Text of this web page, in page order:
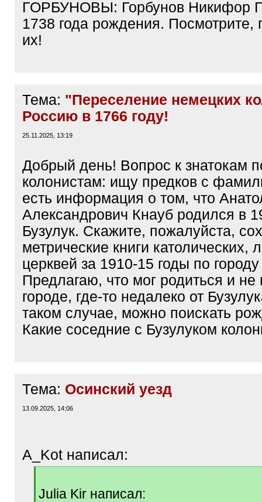
ГОРБУНОВЫ: Горбунов Никифор
1738 года рождения. Посмотрите,
их!
Тема: "Переселение немецких
Россию в 1766 году!
25.11.2025, 13:19
Добрый день! Вопрос к знатокам
колонистам: ищу предков с
есть информация о том, что
Александрович Кнауб родился в
Бузулук. Скажите, пожалуйста,
метрические книги католических,
церквей за 1910-15 годы по городу
Предлагаю, что мог родиться и
городе, где-то недалеко от
таком случае, можно поискать
Какие соседние с Бузулуком
Тема: Осинский уезд
13.09.2025, 14:06
A_Kot написал:
]Julia Kir написал: